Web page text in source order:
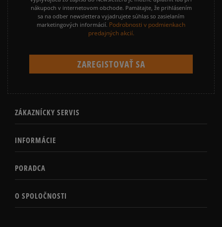
nákupoch v internetovom obchode. Pamätajte, že prihlásením
sa na odber newslettera vyjadrujete súhlas so zasielaním
marketingových informácií. Podrobnosti v podmienkach
predajných akcií.
ZÁKAZNÍCKY SERVIS
INFORMÁCIE
PORADCA
O SPOLOČNOSTI